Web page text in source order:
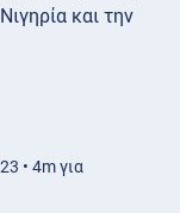
και την
• 4m για